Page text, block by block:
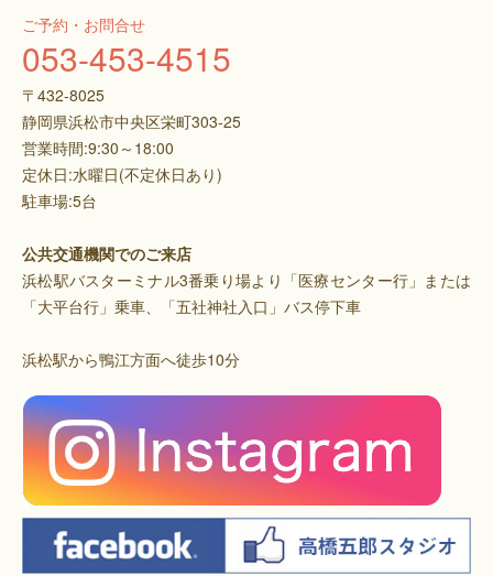
ご予約・お問合せ
053-453-4515
〒432-8025
静岡県浜松市中央区栄町303-25
営業時間:9:30～18:00
定休日:水曜日(不定休日あり)
駐車場:5台
公共交通機関でのご来店
浜松駅バスターミナル3番乗り場より「医療センター行」または
「大平台行」乗車、「五社神社入口」バス停下車
浜松駅から鴨江方面へ徒歩10分